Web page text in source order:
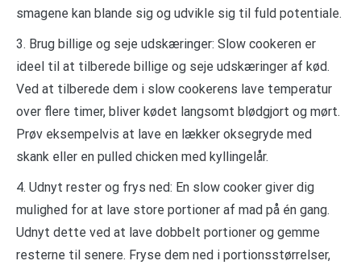
smagene kan blande sig og udvikle sig til fuld potentiale.
3. Brug billige og seje udskæringer: Slow cookeren er
ideel til at tilberede billige og seje udskæringer af kød.
Ved at tilberede dem i slow cookerens lave temperatur
over flere timer, bliver kødet langsomt blødgjort og mørt.
Prøv eksempelvis at lave en lækker oksegryde med
skank eller en pulled chicken med kyllingelår.
4. Udnyt rester og frys ned: En slow cooker giver dig
mulighed for at lave store portioner af mad på én gang.
Udnyt dette ved at lave dobbelt portioner og gemme
resterne til senere. Fryse dem ned i portionsstørrelser,